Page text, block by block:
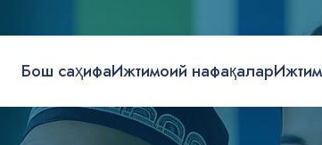
Бош саҳифаИжтимоий нафақалар